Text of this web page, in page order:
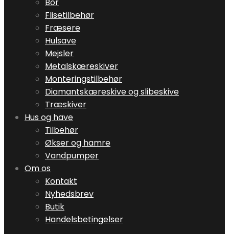
Bor
Flisetilbehør
Fræsere
Hulsave
Mejsler
Metalskæreskiver
Monteringstilbehør
Diamantskæreskive og slibeskive
Træskiver
Hus og have
Tilbehør
Økser og hamre
Vandpumper
Om os
Kontakt
Nyhedsbrev
Butik
Handelsbetingelser